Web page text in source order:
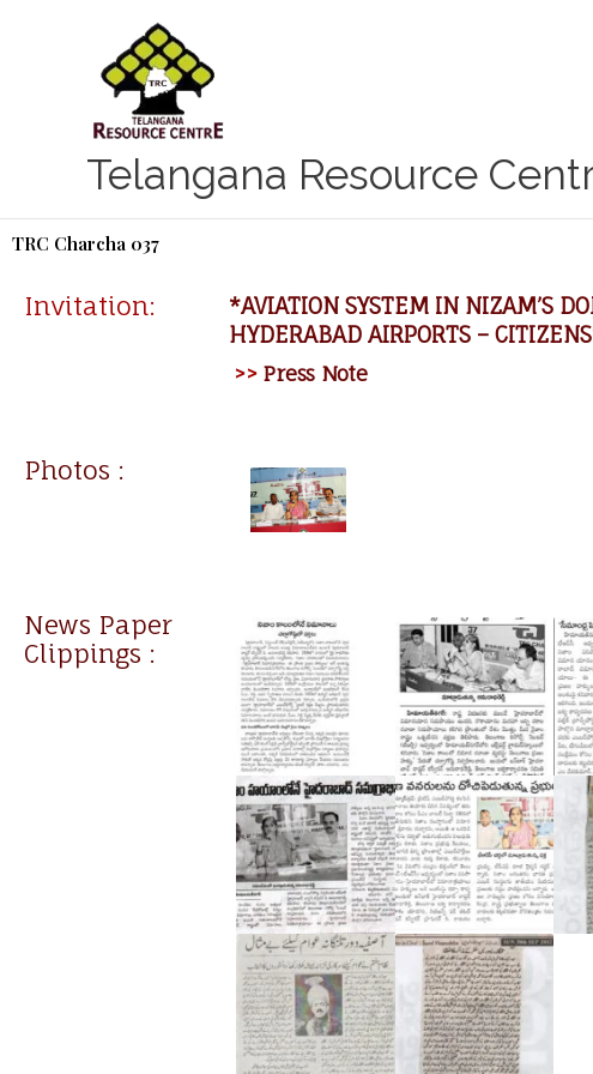
Telangana Resource
TRC Charcha 037
Invitation:
*AVIATION SYSTEM IN NIZAM’S
HYDERABAD AIRPORTS –
>> Press Note
Photos :
News Paper
Clippings :